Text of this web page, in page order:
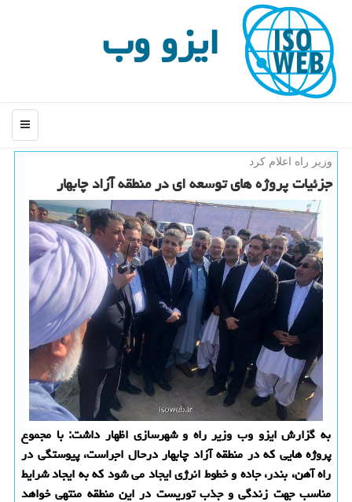
ایزو وب
منو
وزیر راه اعلام كرد
جزئیات پروژه های توسعه ای در منطقه آزاد چابهار
به گزارش ایزو وب وزیر راه و شهرسازی اظهار داشت: با مجموع
پروژه هایی كه در منطقه آزاد چابهار درحال اجراست، پیوستگی در
راه آهن، بندر، جاده و خطوط انرژی ایجاد می شود كه به ایجاد شرایط
مناسب جهت زندگی و جذب توریست در این منطقه منتهی خواهد